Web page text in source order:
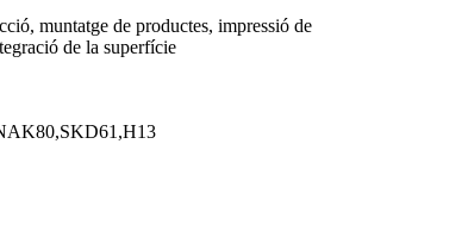
muntatge de productes, impressió de
de la superfície